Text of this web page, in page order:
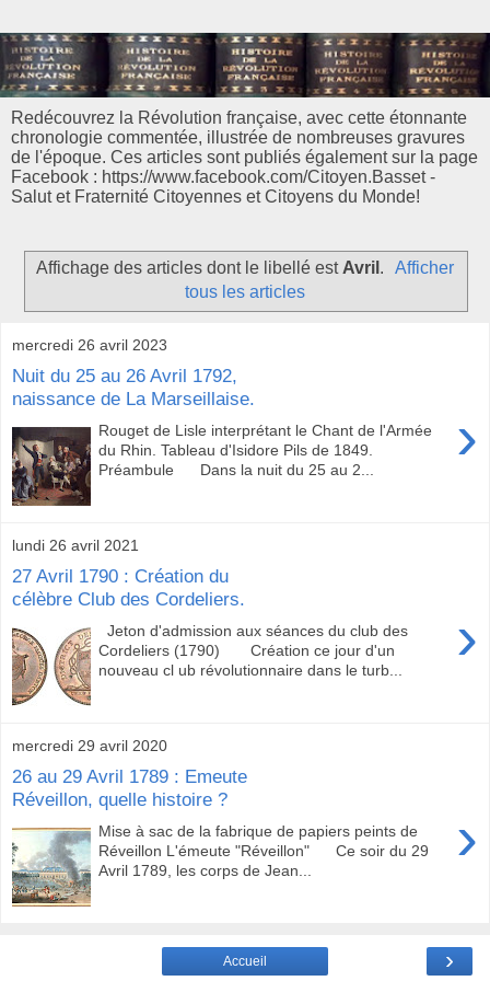
Redécouvrez la Révolution française, avec cette étonnante
chronologie commentée, illustrée de nombreuses gravures
de l'époque. Ces articles sont publiés également sur la page
Facebook : https://www.facebook.com/Citoyen.Basset -
Salut et Fraternité Citoyennes et Citoyens du Monde!
Affichage des articles dont le libellé est Avril .
Afficher
tous les articles
mercredi 26 avril 2023
Nuit du 25 au 26 Avril 1792,
naissance de La Marseillaise.
›
Rouget de Lisle interprétant le Chant de l'Armée
du Rhin. Tableau d'Isidore Pils de 1849.
Préambule Dans la nuit du 25 au 2...
lundi 26 avril 2021
27 Avril 1790 : Création du
célèbre Club des Cordeliers.
›
Jeton d'admission aux séances du club des
Cordeliers (1790) Création ce jour d'un
nouveau cl ub révolutionnaire dans le turb...
mercredi 29 avril 2020
26 au 29 Avril 1789 : Emeute
Réveillon, quelle histoire ?
›
Mise à sac de la fabrique de papiers peints de
Réveillon L'émeute "Réveillon" Ce soir du 29
Avril 1789, les corps de Jean...
›
Accueil